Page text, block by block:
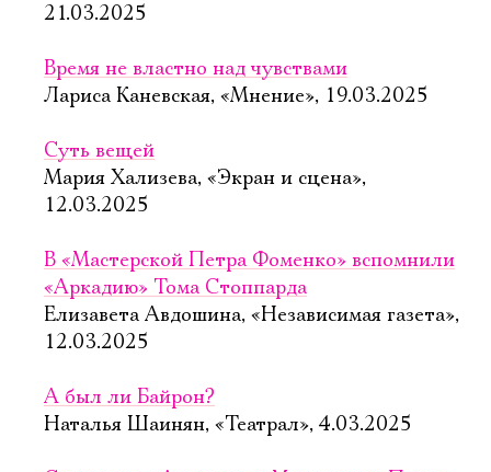
21.03.2025
Время не властно над чувствами
Лариса Каневская, «Мнение», 19.03.2025
Суть вещей
Мария Хализева, «Экран и сцена»,
12.03.2025
В «Мастерской Петра Фоменко» вспомнили
«Аркадию» Тома Стоппарда
Елизавета Авдошина, «Независимая газета»,
12.03.2025
А был ли Байрон?
Наталья Шаинян, «Театрал», 4.03.2025